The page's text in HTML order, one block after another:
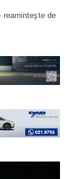
reaminteşte de